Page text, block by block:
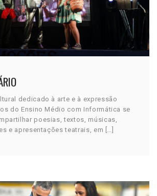
dedicado à arte e à expressão
do Ensino Médio com Informática se
poesias, textos, músicas,
e apresentações teatrais, em […]